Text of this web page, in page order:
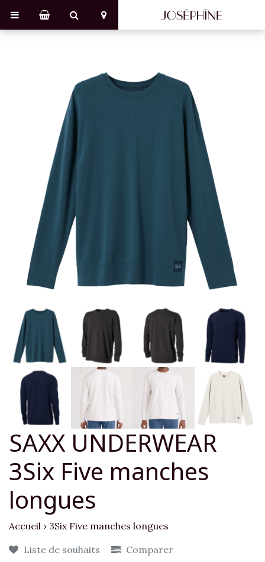
SAXX UNDERWEAR
3Six Five manches
longues
Accueil › 3Six Five manches longues
Liste de souhaits
Comparer